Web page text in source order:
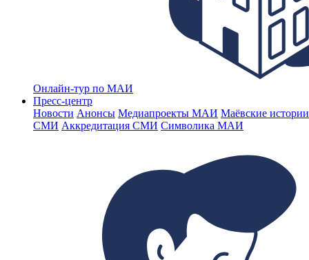
Онлайн-тур по МАИ
Пресс-центр
Новости Анонсы Медиапроекты МАИ Маёвские
СМИ Аккредитация СМИ Символика МАИ